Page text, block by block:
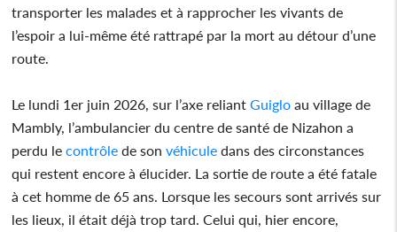
transporter les malades et à rapprocher les vivants de
l’espoir a lui-même été rattrapé par la mort au détour d’une
route.
Le lundi 1er juin 2026, sur l’axe reliantGuiglo au village de
Mambly, l’ambulancier du centre de santé de Nizahon a
perdu lecontrôle de sonvéhicule dans des circonstances
qui restent encore à élucider. La sortie de route a été fatale
à cet homme de 65 ans. Lorsque les secours sont arrivés sur
les lieux, il était déjà trop tard. Celui qui, hier encore,